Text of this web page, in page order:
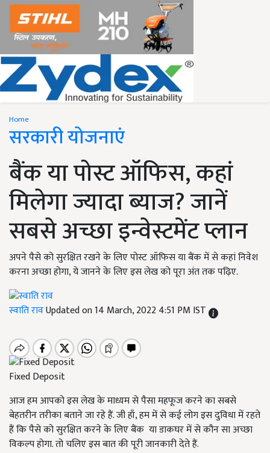
Home
सरकारी योजनाएं
बैंक या पोस्ट ऑफिस, कहां
मिलेगा ज्यादा ब्याज? जानें
सबसे अच्छा इन्वेस्टमेंट प्लान
अपने पैसे को सुरक्षित रखने के लिए पोस्ट ऑफिस या बैंक में से कहां निवेश
करना अच्छा होगा, ये जानने के लिए इस लेख को पूरा अंत तक पढ़िए.
स्वाति रावUpdated on 14 March, 2022 4:51 PM IST
Fixed Deposit
आज हम आपको इस लेख के माध्यम से पैसा महफूज करने का सबसे
बेहतरीन तरीका बताने जा रहे हैं. जी हाँ, हम में से कई लोग इस दुविधा में रहते
हैं कि पैसे को सुरक्षित करने के लिए बैंक या डाकघर में से कौन सा अच्छा
विकल्प होगा. तो चलिए इस बात की पूरी जानकारी देते हैं.